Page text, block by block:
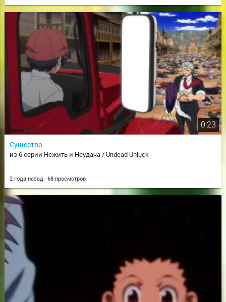
0:23
Существо
из 6 серии Нежить и Неудача / Undead Unluck
2 года назад 68 просмотров